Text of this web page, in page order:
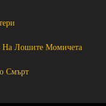
На Лошите Момичета
Смърт